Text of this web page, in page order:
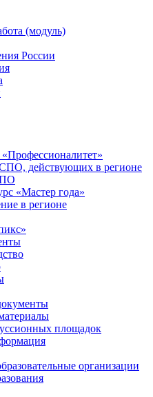
(модуль)
России
действующих в регионе
«Мастер года»
в регионе
площадок
организации